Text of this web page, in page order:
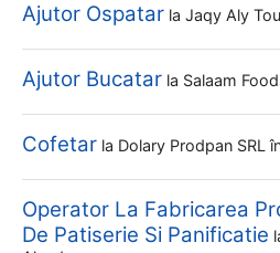
Ajutor Ospatar la Jaqy Aly
Ajutor Bucatar la Salaam
Cofetar la Dolary Prodpan SRL
Operator La Fabricarea
De Patiserie Si Panificatie